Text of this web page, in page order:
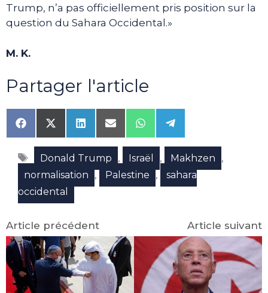
Trump, n’a pas officiellement pris position sur la
question du Sahara Occidental.»
M. K.
Partager l'article
Share
on
Facebook
Share
on
X
(Twitter)
Share
on
LinkedIn
Share
on
Email
Share
on
WhatsApp
Share
on
Telegram
Étiquettes
Donald Trump , Israël , Makhzen ,
normalisation , Palestine ,
sahara
occidental
Article précédent Article suivant